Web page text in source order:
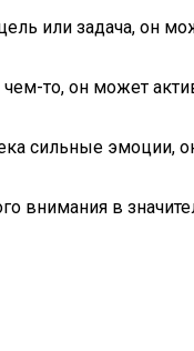
или задача, он
то, он может
сильные эмоции,
внимания в